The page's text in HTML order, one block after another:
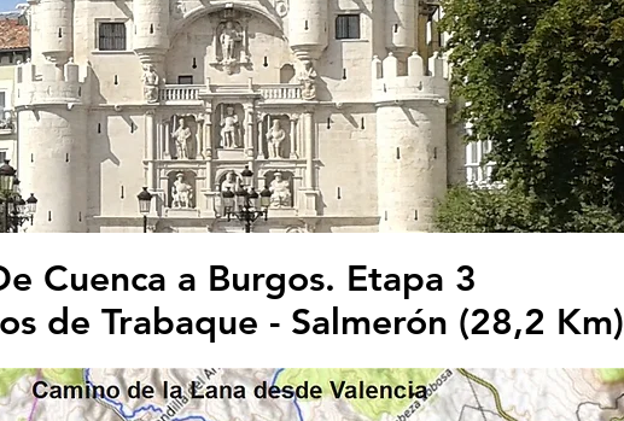
Cuenca a Burgos. Etapa 3
de Trabaque - Salmerón (28,2 Km)